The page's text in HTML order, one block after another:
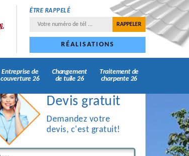
ÊTRE RAPPELÉ
RÉALISATIONS
Entreprise de
couverture 26
Changement
de tuile 26
Traitement de
charpente 26
Devis gratuit
Demandez votre
devis, c'est gratuit!